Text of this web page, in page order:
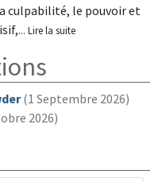
culpabilité, le pouvoir et
... Lire la suite
(1 Septembre 2026)
2026)